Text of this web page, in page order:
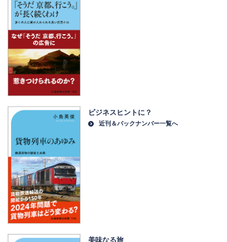
ビジネスヒントに？
近刊＆バックナンバー一覧へ
美味なる旅